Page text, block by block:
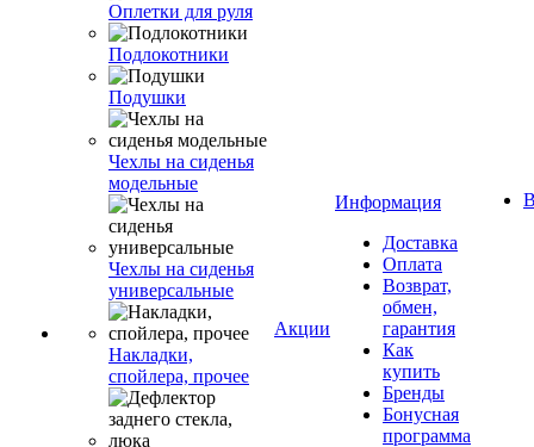
Оплетки для руля
Подлокотники
Подушки
Чехлы на сиденья
модельные
Чехлы на сиденья
универсальные
Накладки,
спойлера, прочее
Акции
Информация
Доставка
Оплата
Возврат,
обмен,
гарантия
Как
купить
Бренды
Бонусная
программа